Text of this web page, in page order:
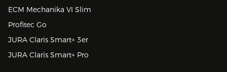
ECM Mechanika VI Slim
Profitec Go
JURA Claris Smart+ 3er
JURA Claris Smart+ Pro